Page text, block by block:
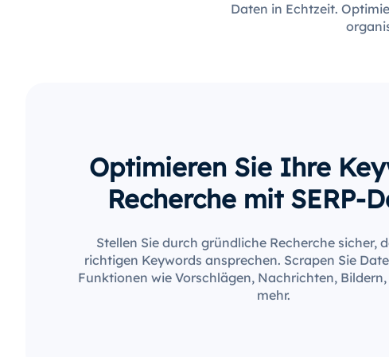
Daten in Echtzeit.
Optimieren Sie Ihre
Recherche mit SERP-
Stellen Sie durch gründliche Recherche sicher,
richtigen Keywords ansprechen. Scrapen Sie
Funktionen wie Vorschlägen, Nachrichten,
mehr.